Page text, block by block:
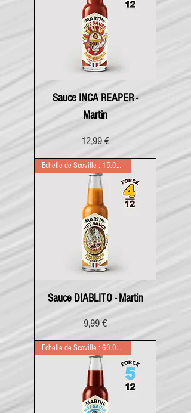
Sauce INCA REAPER -
Martin
Prix
12,99 €
Echelle de Scoville : 15.000
Sauce DIABLITO - Martin
Prix
9,99 €
Echelle de Scoville : 60.000RD